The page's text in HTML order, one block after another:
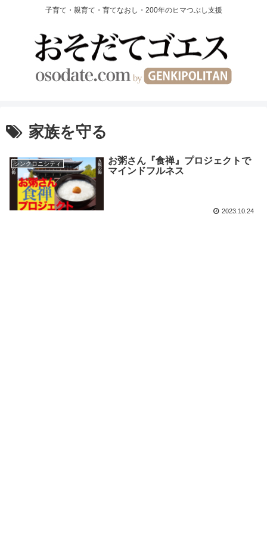
子育て・親育て・育てなおし・200年のヒマつぶし支援
家族を守る
シンクロニシティ
お粥さん『食禅』プロジェクトで
マインドフルネス
2023.10.24